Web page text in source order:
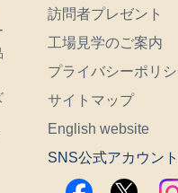
訪問者プレゼント
工場見学のご案内
プライバシーポリ
サイトマップ
English website
SNS公式アカウント